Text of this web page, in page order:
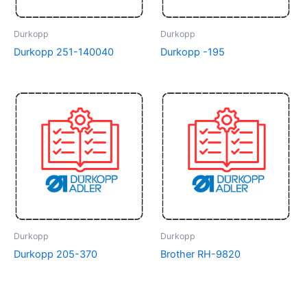
Durkopp
Durkopp 251-140040
Durkopp
Durkopp -195
Durkopp
Durkopp 205-370
Durkopp
Brother RH-9820